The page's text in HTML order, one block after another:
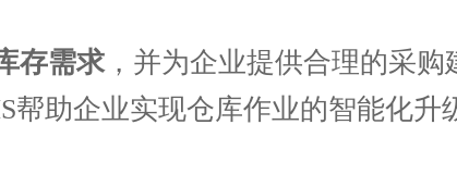
存需求，并为企业提供合理的采购
助企业实现仓库作业的智能化升